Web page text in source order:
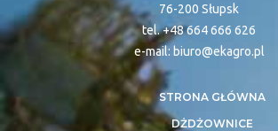
76-200 Słupsk
tel.+48 664 666 626
e-mail: biuro@ekagro.pl
STRONA GŁÓWNA
DŻDŻOWNICE